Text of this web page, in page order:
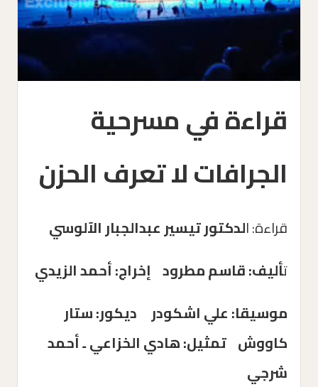
قراءة في مسرحية
الجرافات لا تعرف الحزن
قراءة: الدكتور تيسير عبدالجبار الآلوسي
تأليف: قاسم مطرود إخراج: أحمد الزيدي
موسيقا: علي اشكودر ديكور: ستار
كاووش تمثيل: هادي الخزاعي ـ أحمد
شرجي